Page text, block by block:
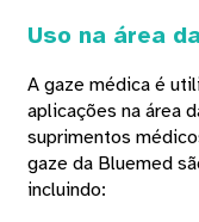
Uso na área
A gaze médica é
aplicações na área
suprimentos
gaze da Bluemed
incluindo: